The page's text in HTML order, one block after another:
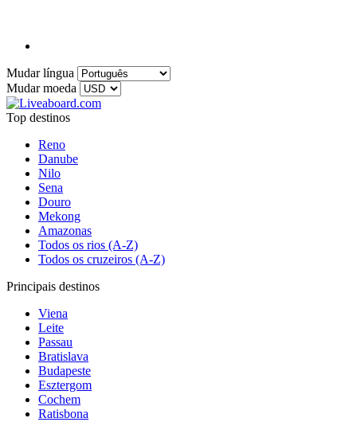
Mudar língua
Mudar moeda
Top destinos
Reno
Danube
Nilo
Sena
Douro
Mekong
Amazonas
Todos os rios (A-Z)
Todos os cruzeiros (A-Z)
Principais destinos
Viena
Leite
Passau
Bratislava
Budapeste
Esztergom
Cochem
Ratisbona